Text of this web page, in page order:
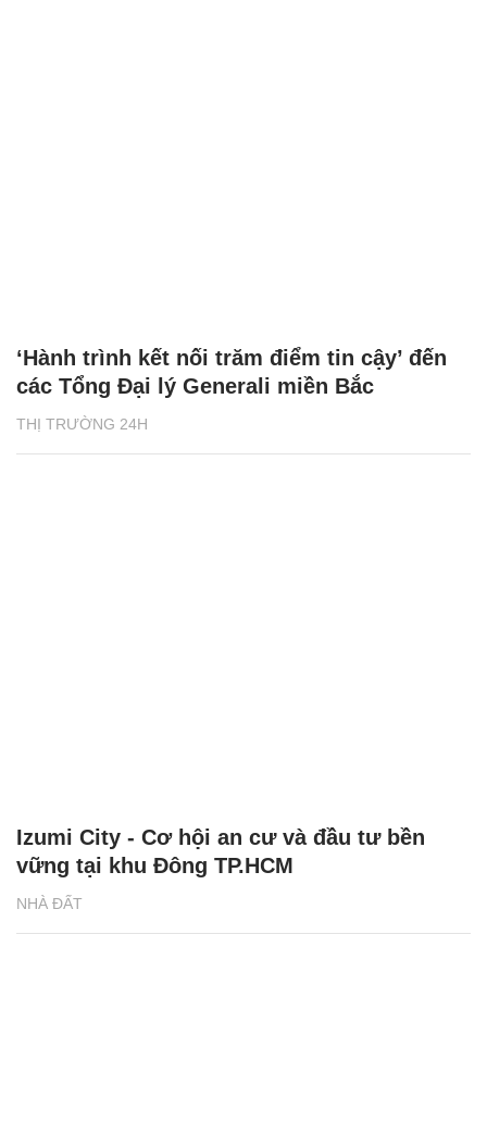
THỊ TRƯỜNG 24H
‘Hành trình kết nối trăm điểm tin cậy’ đến
các Tổng Đại lý Generali miền Bắc
NHÀ ĐẤT
Izumi City - Cơ hội an cư và đầu tư bền
vững tại khu Đông TP.HCM